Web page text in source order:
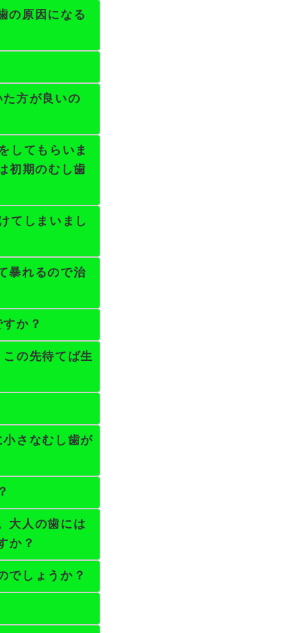
の原因になる
方が良いの
してもらいま
初期のむし歯
てしまいまし
暴れるので治
か？
の先待てば生
さなむし歯が
大人の歯には
か？
しょうか？